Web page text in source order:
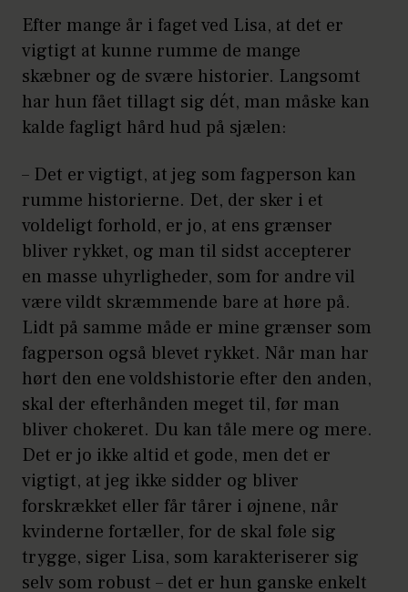
Efter mange år i faget ved Lisa, at det er
vigtigt at kunne rumme de mange
skæbner og de svære historier. Langsomt
har hun fået tillagt sig dét, man måske kan
kalde fagligt hård hud på sjælen:
– Det er vigtigt, at jeg som fagperson kan
rumme historierne. Det, der sker i et
voldeligt forhold, er jo, at ens grænser
bliver rykket, og man til sidst accepterer
en masse uhyrligheder, som for andre vil
være vildt skræmmende bare at høre på.
Lidt på samme måde er mine grænser som
fagperson også blevet rykket. Når man har
hørt den ene voldshistorie efter den anden,
skal der efterhånden meget til, før man
bliver chokeret. Du kan tåle mere og mere.
Det er jo ikke altid et gode, men det er
vigtigt, at jeg ikke sidder og bliver
forskrækket eller får tårer i øjnene, når
kvinderne fortæller, for de skal føle sig
trygge, siger Lisa, som karakteriserer sig
selv som robust – det er hun ganske enkelt